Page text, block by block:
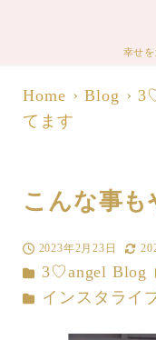
幸せ
Home Blog
てます
こんな事
投稿日
2023年2月23日
更新
カテゴリー
3♡angel Blog
カテゴリー
インスタライ